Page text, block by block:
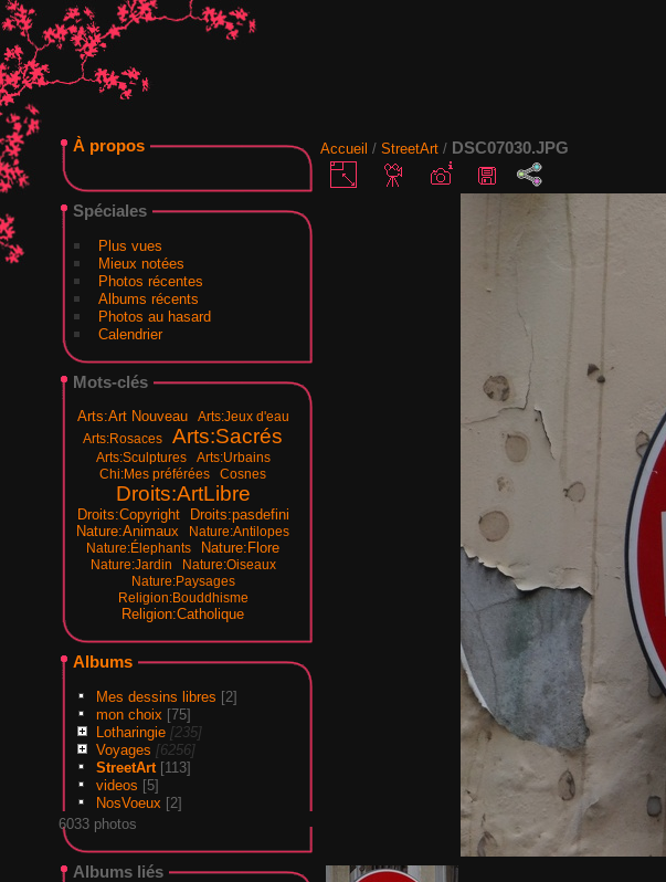
À propos
Spéciales
Plus vues
Mieux notées
Photos récentes
Albums récents
Photos au hasard
Calendrier
Mots-clés
Arts:Art Nouveau
Arts:Jeux d'eau
Arts:Rosaces
Arts:Sacrés
Arts:Sculptures
Arts:Urbains
Chi:Mes préférées
Cosnes
Droits:ArtLibre
Droits:Copyright
Droits:pasdefini
Nature:Animaux
Nature:Antilopes
Nature:Élephants
Nature:Flore
Nature:Jardin
Nature:Oiseaux
Nature:Paysages
Religion:Bouddhisme
Religion:Catholique
Albums
Mes dessins libres [2]
mon choix [75]
Lotharingie[235]
Voyages [6256]
StreetArt[113]
videos [5]
NosVoeux [2]
6033 photos
Albums liés
Accueil / StreetArt / DSC07030.JPG